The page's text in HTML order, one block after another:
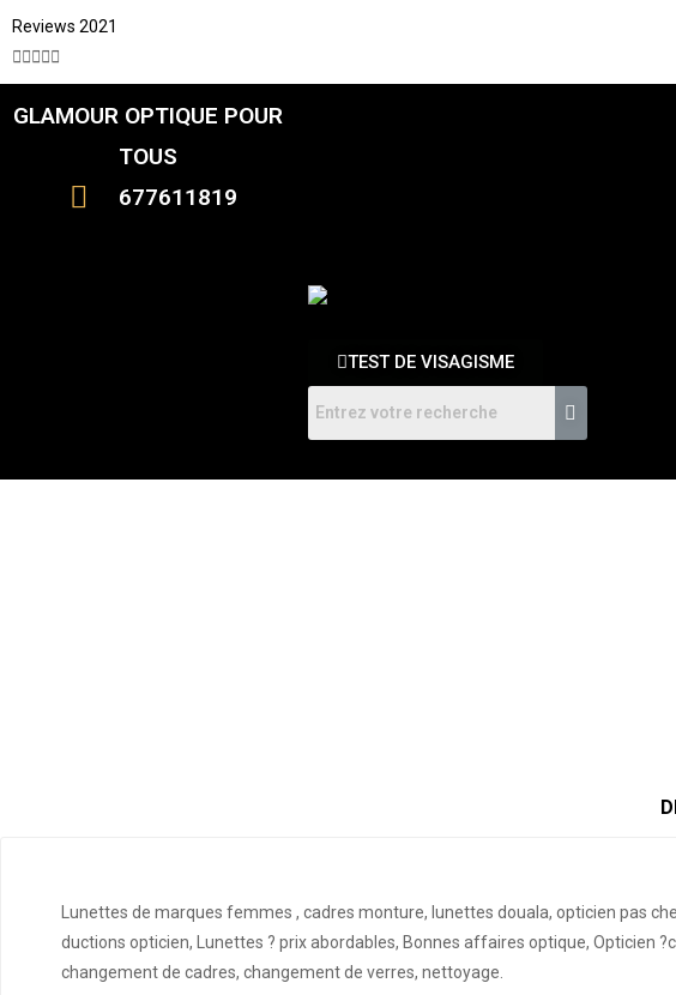
Reviews 2021

GLAMOUR OPTIQUE POUR
TOUS
677611819
TEST DE VISAGISME
Lunettes de marques femmes , cadres monture, lunettes douala, opticien pas
ductions opticien, Lunettes ? prix abordables, Bonnes affaires optique, Opticien
changement de cadres, changement de verres, nettoyage.